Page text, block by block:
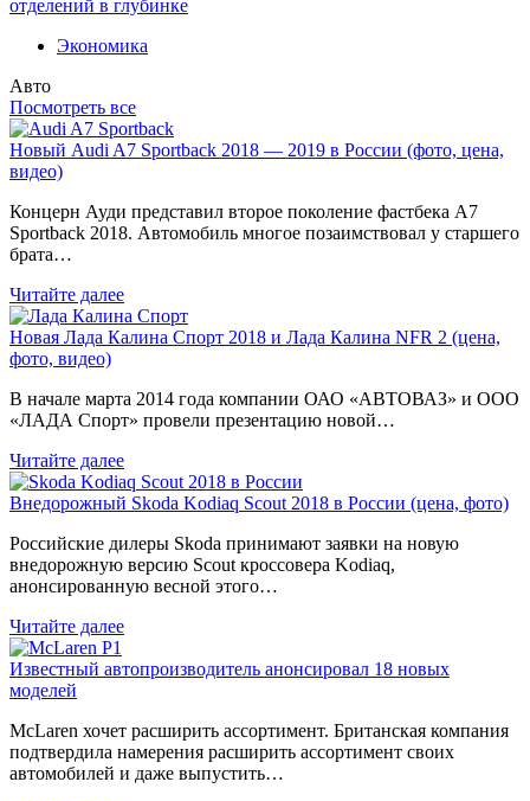
отделений в глубинке
Экономика
Авто
Посмотреть все
Новый Audi A7 Sportback 2018 — 2019 в России (фото, цена,
видео)
Концерн Ауди представил второе поколение фастбека A7
Sportback 2018. Автомобиль многое позаимствовал у старшего
брата…
Читайте далее
Новая Лада Калина Спорт 2018 и Лада Калина NFR 2 (цена,
фото, видео)
В начале марта 2014 года компании ОАО «АВТОВАЗ» и ООО
«ЛАДА Спорт» провели презентацию новой…
Читайте далее
Внедорожный Skoda Kodiaq Scout 2018 в России (цена, фото)
Российские дилеры Skoda принимают заявки на новую
внедорожную версию Scout кроссовера Kodiaq,
анонсированную весной этого…
Читайте далее
Известный автопроизводитель анонсировал 18 новых
моделей
McLaren хочет расширить ассортимент. Британская компания
подтвердила намерения расширить ассортимент своих
автомобилей и даже выпустить…